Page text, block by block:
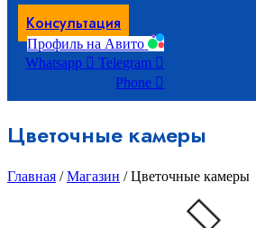
Консультация
Профиль на Авито
Whatsapp
Telegram
Phone
Цветочные камеры
Главная /Магазин / Цветочные камеры